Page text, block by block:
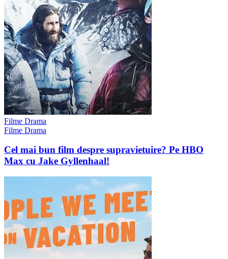
Filme Drama
Filme Drama
Cel mai bun film despre supravietuire? Pe HBO
Max cu Jake Gyllenhaal!